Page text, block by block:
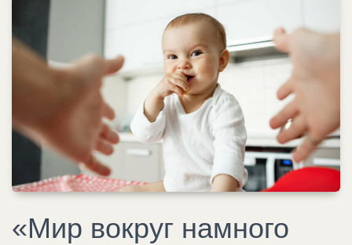
«Мир вокруг намного